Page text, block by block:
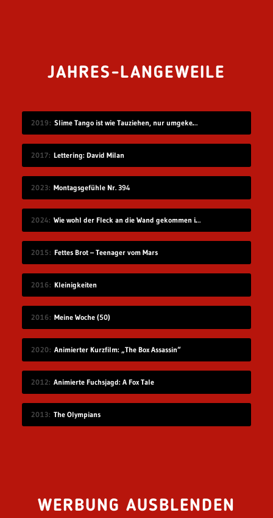
JAHRES-LANGEWEILE
2019 Slime Tango ist wie Tauziehen, nur umgekehrt
2017 Lettering: David Milan
2023 Montagsgefühle Nr. 394
2024 Wie wohl der Fleck an die Wand gekommen ist?
2015 Fettes Brot – Teenager vom Mars
2016 Kleinigkeiten
2016 Meine Woche (50)
2020 Animierter Kurzfilm: „The Box Assassin“
2012 Animierte Fuchsjagd: A Fox Tale
2013 The Olympians
WERBUNG AUSBLENDEN